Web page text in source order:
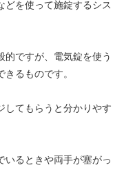
どを使って施錠するシス
的ですが、電気錠を使う
るものです。
してもらうと分かりやす
いるときや両手が塞がっ